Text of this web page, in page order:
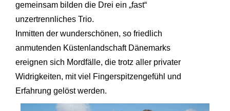
gemeinsam bilden die Drei ein „fast“
unzertrennliches Trio.
Inmitten der wunderschönen, so friedlich
anmutenden Küstenlandschaft Dänemarks
ereignen sich Mordfälle, die trotz aller privater
Widrigkeiten, mit viel Fingerspitzengefühl und
Erfahrung gelöst werden.